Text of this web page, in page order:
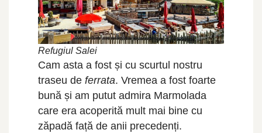
Refugiul Salei
Cam asta a fost și cu scurtul nostru
traseu de ferrata. Vremea a fost foarte
bună și am putut admira Marmolada
care era acoperită mult mai bine cu
zăpadă față de anii precedenți.